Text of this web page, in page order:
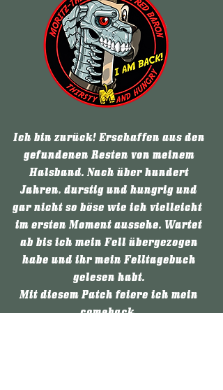
Ich bin zurück! Erschaffen aus den
gefundenen Resten von meinem
Halsband. Nach über hundert
Jahren, durstig und hungrig und
gar nicht so böse wie ich vielleicht
im ersten Moment aussehe. Wartet
ab bis ich mein Fell übergezogen
habe und ihr mein Felltagebuch
gelesen habt.
Mit diesem Patch feiere ich mein
comeback.